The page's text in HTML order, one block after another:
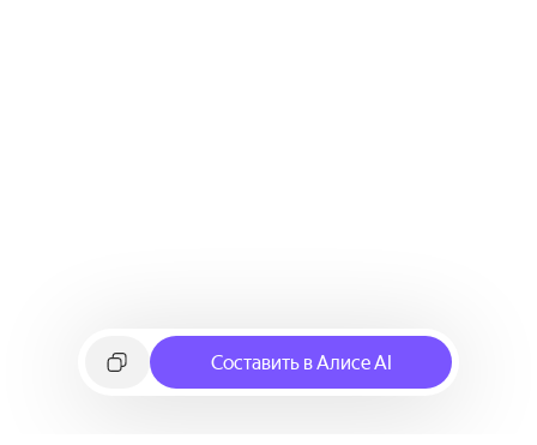
Составить в Алисе AI